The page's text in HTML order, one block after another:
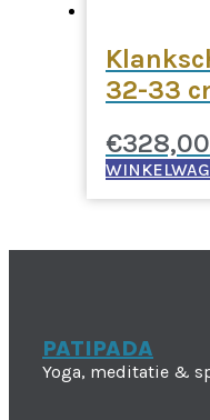
32-33
€328,00
PATIPADA
Yoga, meditatie &